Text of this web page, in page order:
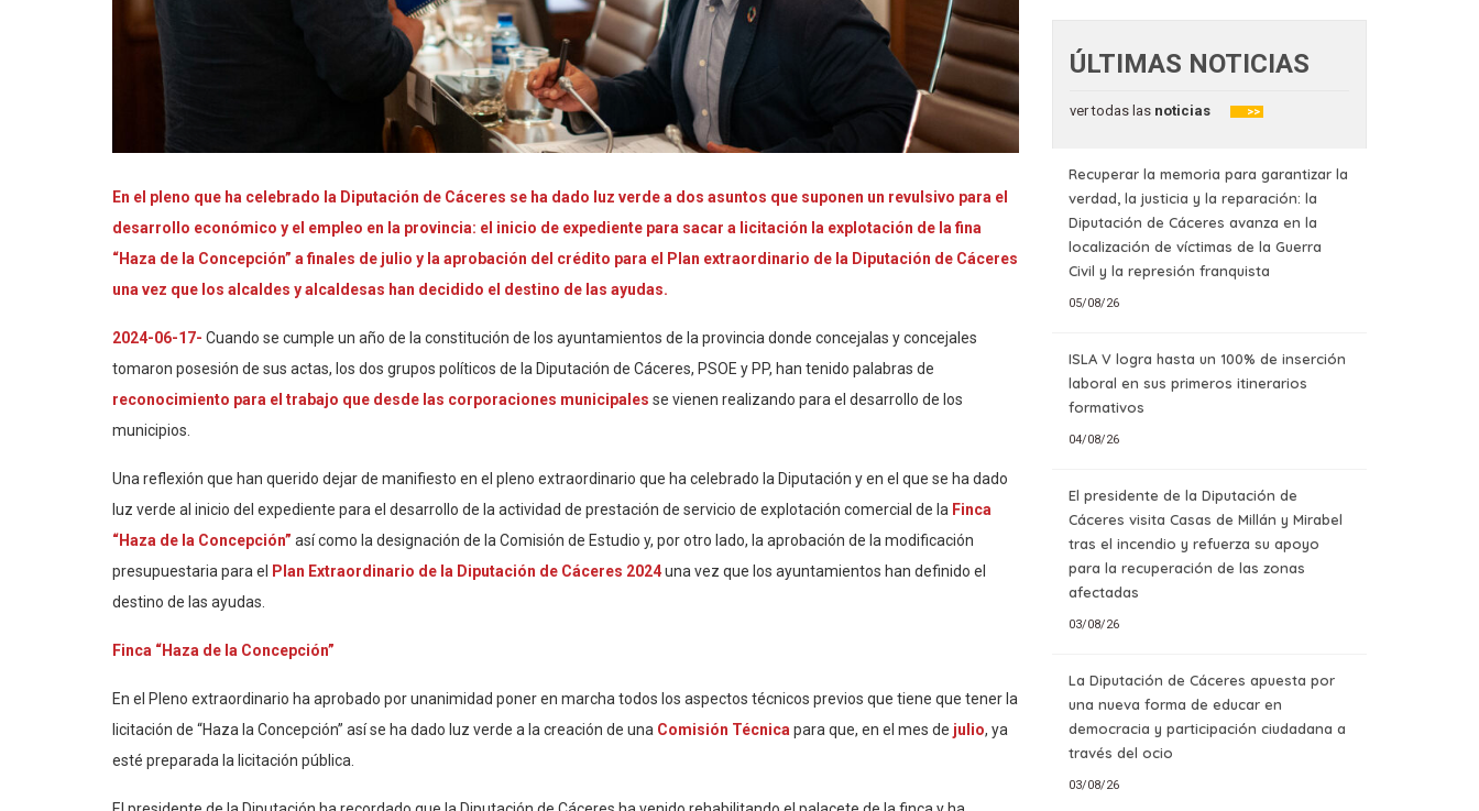
En el pleno que ha celebrado la Diputación de Cáceres se ha dado luz verde a dos asuntos que suponen un revulsivo para el
desarrollo económico y el empleo en la provincia: el inicio de expediente para sacar a licitación la explotación de la fina
“Haza de la Concepción” a finales de julio y la aprobación del crédito para el Plan extraordinario de la Diputación de Cáceres
una vez que los alcaldes y alcaldesas han decidido el destino de las ayudas.
2024-06-17- Cuando se cumple un año de la constitución de los ayuntamientos de la provincia donde concejalas y concejales
tomaron posesión de sus actas, los dos grupos políticos de la Diputación de Cáceres, PSOE y PP, han tenido palabras de
reconocimiento para el trabajo que desde las corporaciones municipales se vienen realizando para el desarrollo de los
municipios.
Una reflexión que han querido dejar de manifiesto en el pleno extraordinario que ha celebrado la Diputación y en el que se ha dado
luz verde al inicio del expediente para el desarrollo de la actividad de prestación de servicio de explotación comercial de la Finca
“Haza de la Concepción” así como la designación de la Comisión de Estudio y, por otro lado, la aprobación de la modificación
presupuestaria para el
Plan Extraordinario de la Diputación de Cáceres 2024una vez que los ayuntamientos han definido el
destino de las ayudas.
Finca “Haza de la Concepción”
En el Pleno extraordinario ha aprobado por unanimidad poner en marcha todos los aspectos técnicos previos que tiene que tener la
licitación de “Haza la Concepción” así se ha dado luz verde a la creación de una Comisión Técnica para que, en el mes de julio, ya
esté preparada la licitación pública.
ÚLTIMAS NOTICIAS
ver todas las noticias >>
Recuperar la memoria para garantizar la
verdad, la justicia y la reparación: la
Diputación de Cáceres avanza en la
localización de víctimas de la Guerra
Civil y la represión franquista
05/08/26
ISLA V logra hasta un 100% de inserción
laboral en sus primeros itinerarios
formativos
04/08/26
El presidente de la Diputación de
Cáceres visita Casas de Millán y Mirabel
tras el incendio y refuerza su apoyo
para la recuperación de las zonas
afectadas
03/08/26
La Diputación de Cáceres apuesta por
una nueva forma de educar en
democracia y participación ciudadana a
través del ocio
03/08/26